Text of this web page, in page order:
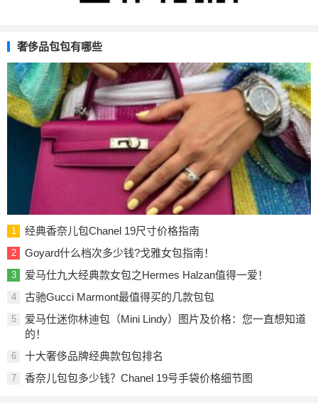
奢侈品包包有哪些
1 经典香奈儿包Chanel 19尺寸价格指南
2 Goyard什么档次多少钱?戈雅女包指南！
3 爱马仕九大经典款女包之Hermes Halzan值得一爱！
4 古驰Gucci Marmont最值得买的几款包包
5
爱马仕迷你林迪包（Mini Lindy）图片及价格：您一直想知道
的！
6 十大奢侈品牌经典款包包排名
7 香奈儿包包多少钱？Chanel 19号手袋价格细节图